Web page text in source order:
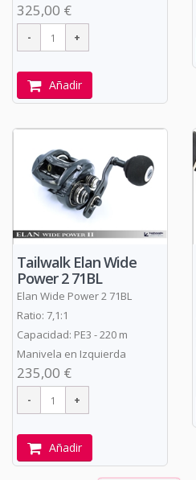
325,00 €
Añadir
Tailwalk Elan Wide
Power 2 71BL
Elan Wide Power 2 71BL
Ratio: 7,1:1
Capacidad: PE3 - 220 m
Manivela en Izquierda
235,00 €
Añadir